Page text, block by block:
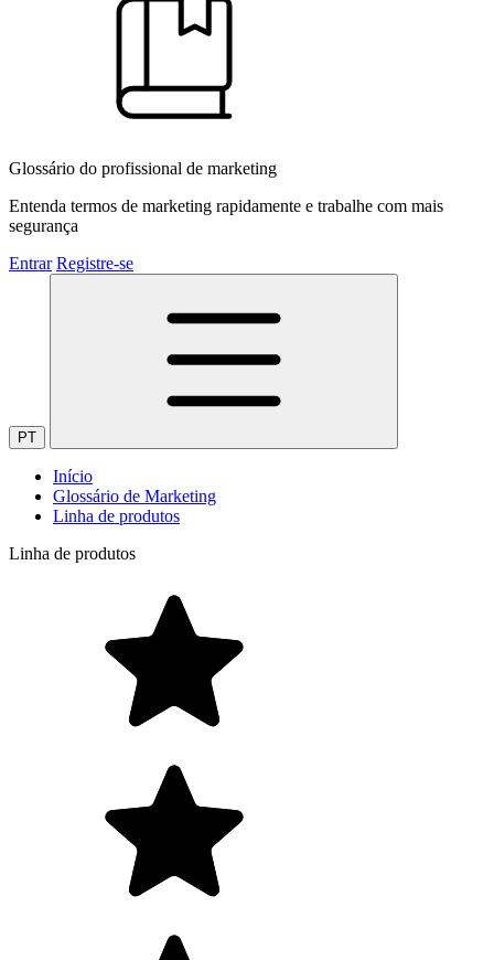
Glossário do profissional de marketing
Entenda termos de marketing rapidamente e trabalhe com mais
segurança
Entrar Registre-se
PT
Início
Glossário de Marketing
Linha de produtos
Linha de produtos